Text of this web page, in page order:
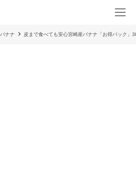
バナナ 皮まで食べても安心宮崎産バナナ「お得パック」